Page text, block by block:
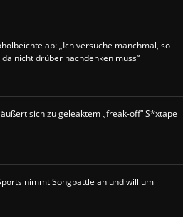
ab: „Ich versuche manchmal, so
nicht drüber nachdenken muss“
sich zu geleaktem „freak-off“ S*xtape
nimmt Songbattle an und will um